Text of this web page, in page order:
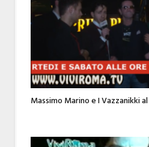
Massimo Marino e I Vazzanikki